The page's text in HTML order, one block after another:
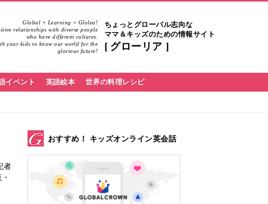
Global + Learning = Glolea!
relationships with diverse people
who have different cultures.
your kids to know our world for the
glorious future!
ちょっとグローバル志向な
ママ＆キッズのための情報サイト
グローリア
イベント 英語絵本 世界の料理レシピ
者
おすすめ！ キッズオンライン英会話